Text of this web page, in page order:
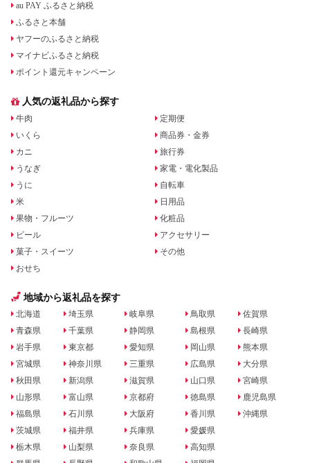
au PAY ふるさと納税
ふるさと本舗
ヤフーのふるさと納税
マイナビふるさと納税
ポイント還元キャンペーン
人気の返礼品から探す
牛肉
いくら
カニ
うなぎ
うに
米
果物・フルーツ
ビール
菓子・スイーツ
おせち
定期便
商品券・金券
旅行券
家電・電化製品
自転車
日用品
化粧品
アクセサリー
その他
地域から返礼品を探す
北海道
青森県
岩手県
宮城県
秋田県
山形県
福島県
茨城県
栃木県
埼玉県
千葉県
東京都
神奈川県
新潟県
富山県
石川県
福井県
山梨県
岐阜県
静岡県
愛知県
三重県
滋賀県
京都府
大阪府
兵庫県
奈良県
鳥取県
島根県
岡山県
広島県
山口県
徳島県
香川県
愛媛県
高知県
佐賀県
長崎県
熊本県
大分県
宮崎県
鹿児島県
沖縄県